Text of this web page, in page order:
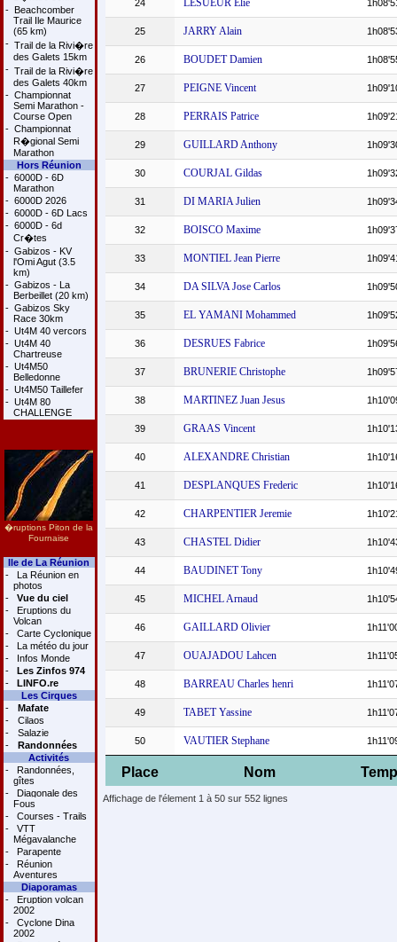
- Beachcomber
Trail Ile Maurice
(65 km)
- Trail de la Rivi�re
des Galets 15km
- Trail de la Rivi�re
des Galets 40km
- Championnat
Semi Marathon -
Course Open
- Championnat
R�gional Semi
Marathon
Hors Réunion
- 6000D - 6D
Marathon
- 6000D 2026
- 6000D - 6D Lacs
- 6000D - 6d
Cr�tes
- Gabizos - KV
l'Omi Agut (3.5
km)
- Gabizos - La
Berbeillet (20 km)
- Gabizos Sky
Race 30km
- Ut4M 40 vercors
- Ut4M 40
Chartreuse
- Ut4M50
Belledonne
- Ut4M50 Taillefer
- Ut4M 80
CHALLENGE
�ruptions Piton de la
Fournaise
Ile de La Réunion
-
La Réunion en
photos
-
Vue du ciel
-
Eruptions du
Volcan
-
Carte Cyclonique
-
La météo du jour
-
Infos Monde
-
Les Zinfos 974
-
LINFO.re
Les Cirques
-
Mafate
-
Cilaos
-
Salazie
-
Randonnées
Activités
-
Randonnées,
gîtes
-
Diagonale des
Fous
-
Courses - Trails
-
VTT
Mégavalanche
-
Parapente
-
Réunion
Aventures
Diaporamas
-
Eruption volcan
2002
-
Cyclone Dina
2002
Place Nom
24 LESUEUR Elie
25 JARRY Alain
26 BOUDET Damien
27 PEIGNE Vincent
28 PERRAIS Patrice
29 GUILLARD Anthony
30 COURJAL Gildas
31 DI MARIA Julien
32 BOISCO Maxime
33 MONTIEL Jean Pierre
34 DA SILVA Jose Carlos
35 EL YAMANI Mohammed
36 DESRUES Fabrice
37 BRUNERIE Christophe
38 MARTINEZ Juan Jesus
39 GRAAS Vincent
40 ALEXANDRE Christian
41 DESPLANQUES Frederic
42 CHARPENTIER Jeremie
43 CHASTEL Didier
44 BAUDINET Tony
45 MICHEL Arnaud
46 GAILLARD Olivier
47 OUAJADOU Lahcen
48 BARREAU Charles henri
49 TABET Yassine
50 VAUTIER Stephane
Affichage de l'élement 1 à 50 sur 552 lignes